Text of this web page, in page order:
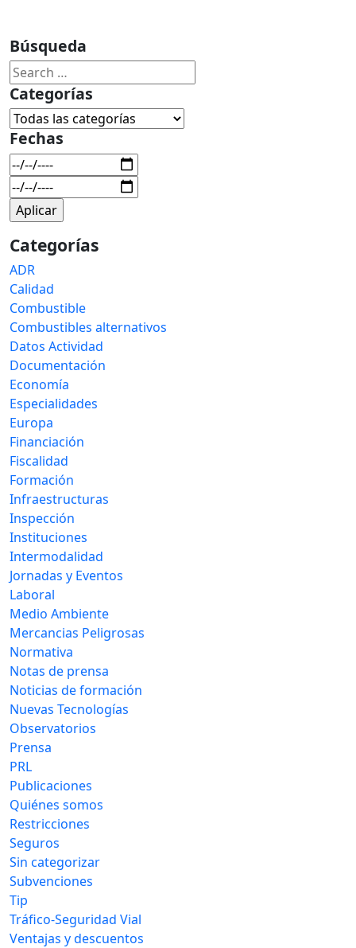
Búsqueda
Categorías
Fechas
Categorías
ADR
Calidad
Combustible
Combustibles alternativos
Datos Actividad
Documentación
Economía
Especialidades
Europa
Financiación
Fiscalidad
Formación
Infraestructuras
Inspección
Instituciones
Intermodalidad
Jornadas y Eventos
Laboral
Medio Ambiente
Mercancias Peligrosas
Normativa
Notas de prensa
Noticias de formación
Nuevas Tecnologías
Observatorios
Prensa
PRL
Publicaciones
Quiénes somos
Restricciones
Seguros
Sin categorizar
Subvenciones
Tip
Tráfico-Seguridad Vial
Ventajas y descuentos